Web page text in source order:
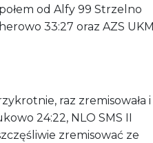
od Alfy 99 Strzelno
33:27 oraz AZS UKM
raz zremisowała i
24:22, NLO SMS II
zremisować ze